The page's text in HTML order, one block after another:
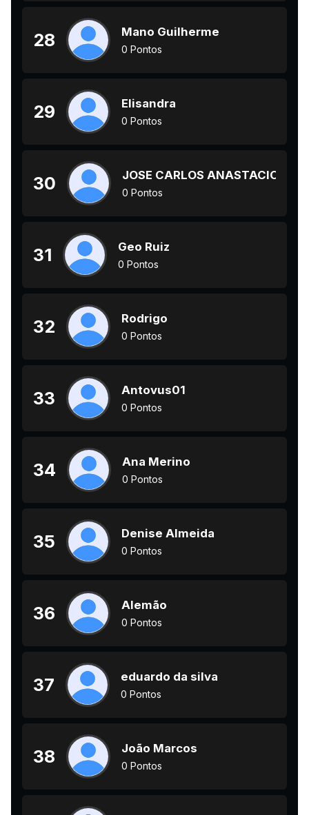
28 Mano Guilherme
0 Pontos
29 Elisandra
0 Pontos
30 JOSE CARLOS ANASTACIO
0 Pontos
31 Geo Ruiz
0 Pontos
32 Rodrigo
0 Pontos
33 Antovus01
0 Pontos
34 Ana Merino
0 Pontos
35 Denise Almeida
0 Pontos
36 Alemão
0 Pontos
37 eduardo da silva
0 Pontos
38 João Marcos
0 Pontos